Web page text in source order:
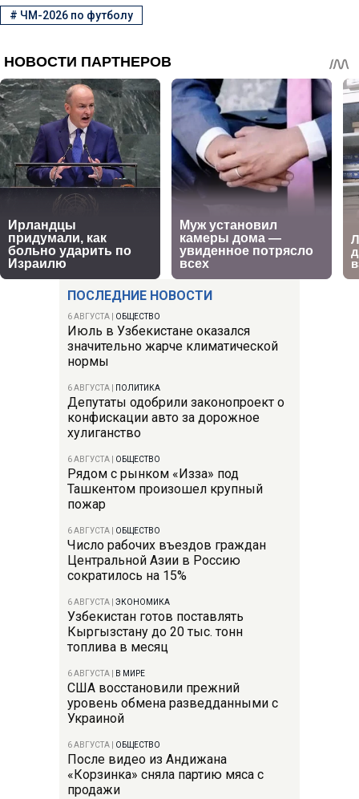
ПОСЛЕДНИЕ НОВОСТИ
6 АВГУСТА ОБЩЕСТВО
Июль в Узбекистане оказался
значительно жарче климатической
нормы
6 АВГУСТА ПОЛИТИКА
Депутаты одобрили законопроект о
конфискации авто за дорожное
хулиганство
6 АВГУСТА ОБЩЕСТВО
Рядом с рынком «Изза» под
Ташкентом произошел крупный
пожар
6 АВГУСТА ОБЩЕСТВО
Число рабочих въездов граждан
Центральной Азии в Россию
сократилось на 15%
6 АВГУСТА ЭКОНОМИКА
Узбекистан готов поставлять
Кыргызстану до 20 тыс. тонн
топлива в месяц
6 АВГУСТА В МИРЕ
США восстановили прежний
уровень обмена разведданными с
Украиной
6 АВГУСТА ОБЩЕСТВО
После видео из Андижана
«Корзинка» сняла партию мяса с
продажи
# ЧМ-2026 по футболу